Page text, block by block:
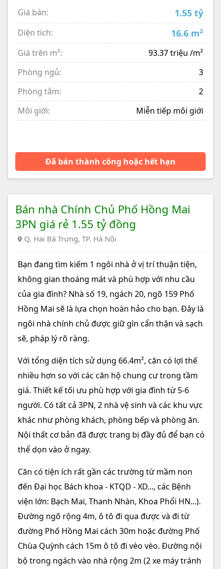
Giá bán: 1.55 tỷ
Diện tích: 16.6 m²
Giá trên m²:
93.37 triệu /m²
Phòng ngủ:
3
Phòng tắm:
2
Môi giới:
Miễn tiếp môi giới
Đã bán thành công hoặc hết hạn
Bán nhà Chính Chủ Phố Hồng Mai
3PN giá rẻ 1.55 tỷ đồng
Q. Hai Bà Trưng, TP. Hà Nội
Bạn đang tìm kiếm 1 ngôi nhà ở vị trí thuận tiện,
không gian thoáng mát và phù hợp với nhu cầu
của gia đình? Nhà số 19, ngách 20, ngõ 159 Phố
Hồng Mai sẽ là lựa chọn hoàn hảo cho bạn. Đây là
ngôi nhà chính chủ được giữ gìn cẩn thận và sạch
sẽ, pháp lý rõ ràng.
Với tổng diện tích sử dụng 66.4m², căn có lợi thế
nhiều hơn so với các căn hộ chung cư trong tầm
giá. Thiết kế tối ưu phù hợp với gia đình từ 5-6
người. Có tất cả 3PN, 2 nhà vệ sinh và các khu vực
khác như phòng khách, phòng bếp và phòng ăn.
Nội thất cơ bản đã được trang bị đầy đủ để bạn có
thể dọn vào ở ngay.
Căn có tiện ích rất gần các trường từ mầm non
đến Đại học Bách khoa - KTQD - XD..., các Bệnh
viện lớn: Bạch Mai, Thanh Nhàn, Khoa Phổi HN...).
Đường ngõ rộng 4m, ô tô đi qua được và đi từ
đường Phố Hồng Mai cách 30m hoặc đường Phố
Chùa Quỳnh cách 15m ô tô đi vèo vèo. Đường nội
bộ trong ngách vào nhà rộng 2m (2 xe máy tránh